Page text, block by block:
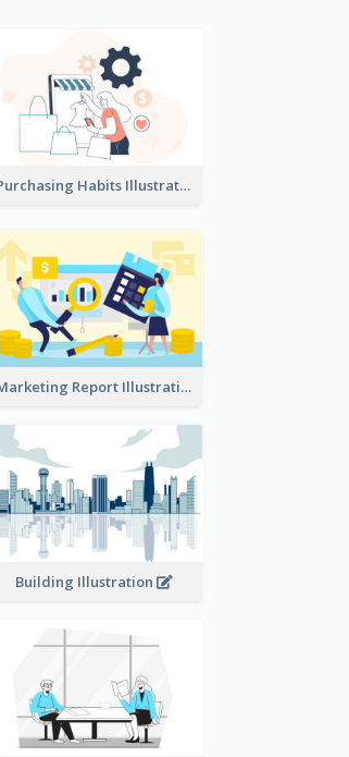
Purchasing Habits Illustration
Marketing Report Illustration
Building Illustration